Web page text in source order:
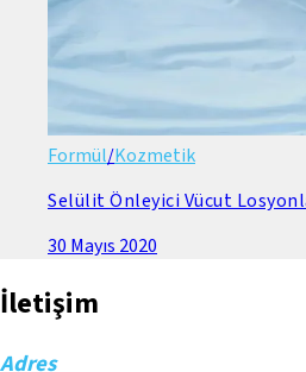
Formül/Kozmetik
Selülit Önleyici Vücut
30 Mayıs 2020
İletişim
Adres